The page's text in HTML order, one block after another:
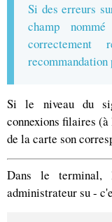
Si des erreurs
champ
recommandation
Si le niveau du
connexions filaires
de la carte son
Dans le terminal,
administrateur su -